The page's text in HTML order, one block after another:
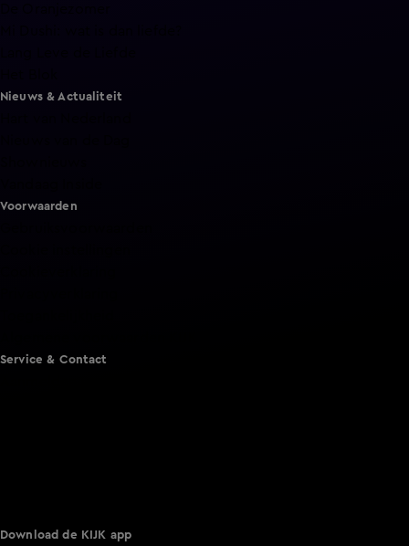
Nieuws & Actualiteit
Voorwaarden
Service & Contact
Download de KIJK app